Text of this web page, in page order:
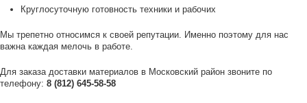
Круглосуточную готовность техники и рабочих
Мы трепетно относимся к своей репутации. Именно поэтому для нас
важна каждая мелочь в работе.
Для заказа доставки материалов в Московский район звоните по
телефону: 8 (812) 645-58-58